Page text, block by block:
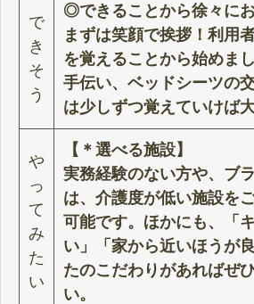
で
き
そ
う
◎できることから徐々に
まずは笑顔で挨拶！利用
を覚えることから始めま
手伝い、ベッドシーツの
は少しずつ覚えていけば
や
っ
て
み
た
い
【＊選べる施設】
実務経験のない方や、ブ
は、介護度が低い施設を
可能です。ほかにも、「
い」「家から近いほうが
たのこだわりがあればぜ
い。